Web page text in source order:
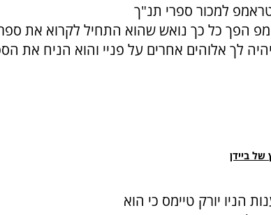
למכור ספרי תנ"ך
הפך כל כך נואש שהוא התחיל לקרוא את
יהיה לך אלוהים אחרים על פניי והוא הניח את
ביידן
הניו יורק טיימס כי הוא